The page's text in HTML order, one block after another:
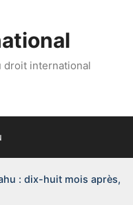
droit international
: dix-huit mois après,